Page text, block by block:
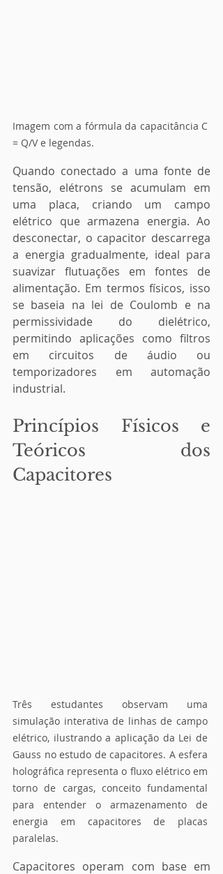
Imagem com a fórmula da capacitância C
= Q/V e legendas.
Quando conectado a uma fonte de
tensão, elétrons se acumulam em
uma placa, criando um campo
elétrico que armazena energia. Ao
desconectar, o capacitor descarrega
a energia gradualmente, ideal para
suavizar flutuações em fontes de
alimentação. Em termos físicos, isso
se baseia na lei de Coulomb e na
permissividade do dielétrico,
permitindo aplicações como filtros
em circuitos de áudio ou
temporizadores em automação
industrial.
Princípios Físicos e
Teóricos dos
Capacitores
Três estudantes observam uma
simulação interativa de linhas de campo
elétrico, ilustrando a aplicação da Lei de
Gauss no estudo de capacitores. A esfera
holográfica representa o fluxo elétrico em
torno de cargas, conceito fundamental
para entender o armazenamento de
energia em capacitores de placas
paralelas.
Capacitores operam com base em